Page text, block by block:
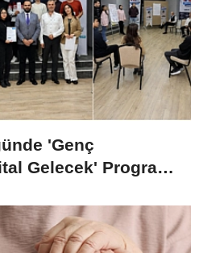
'Genç
Gelecek' Programı